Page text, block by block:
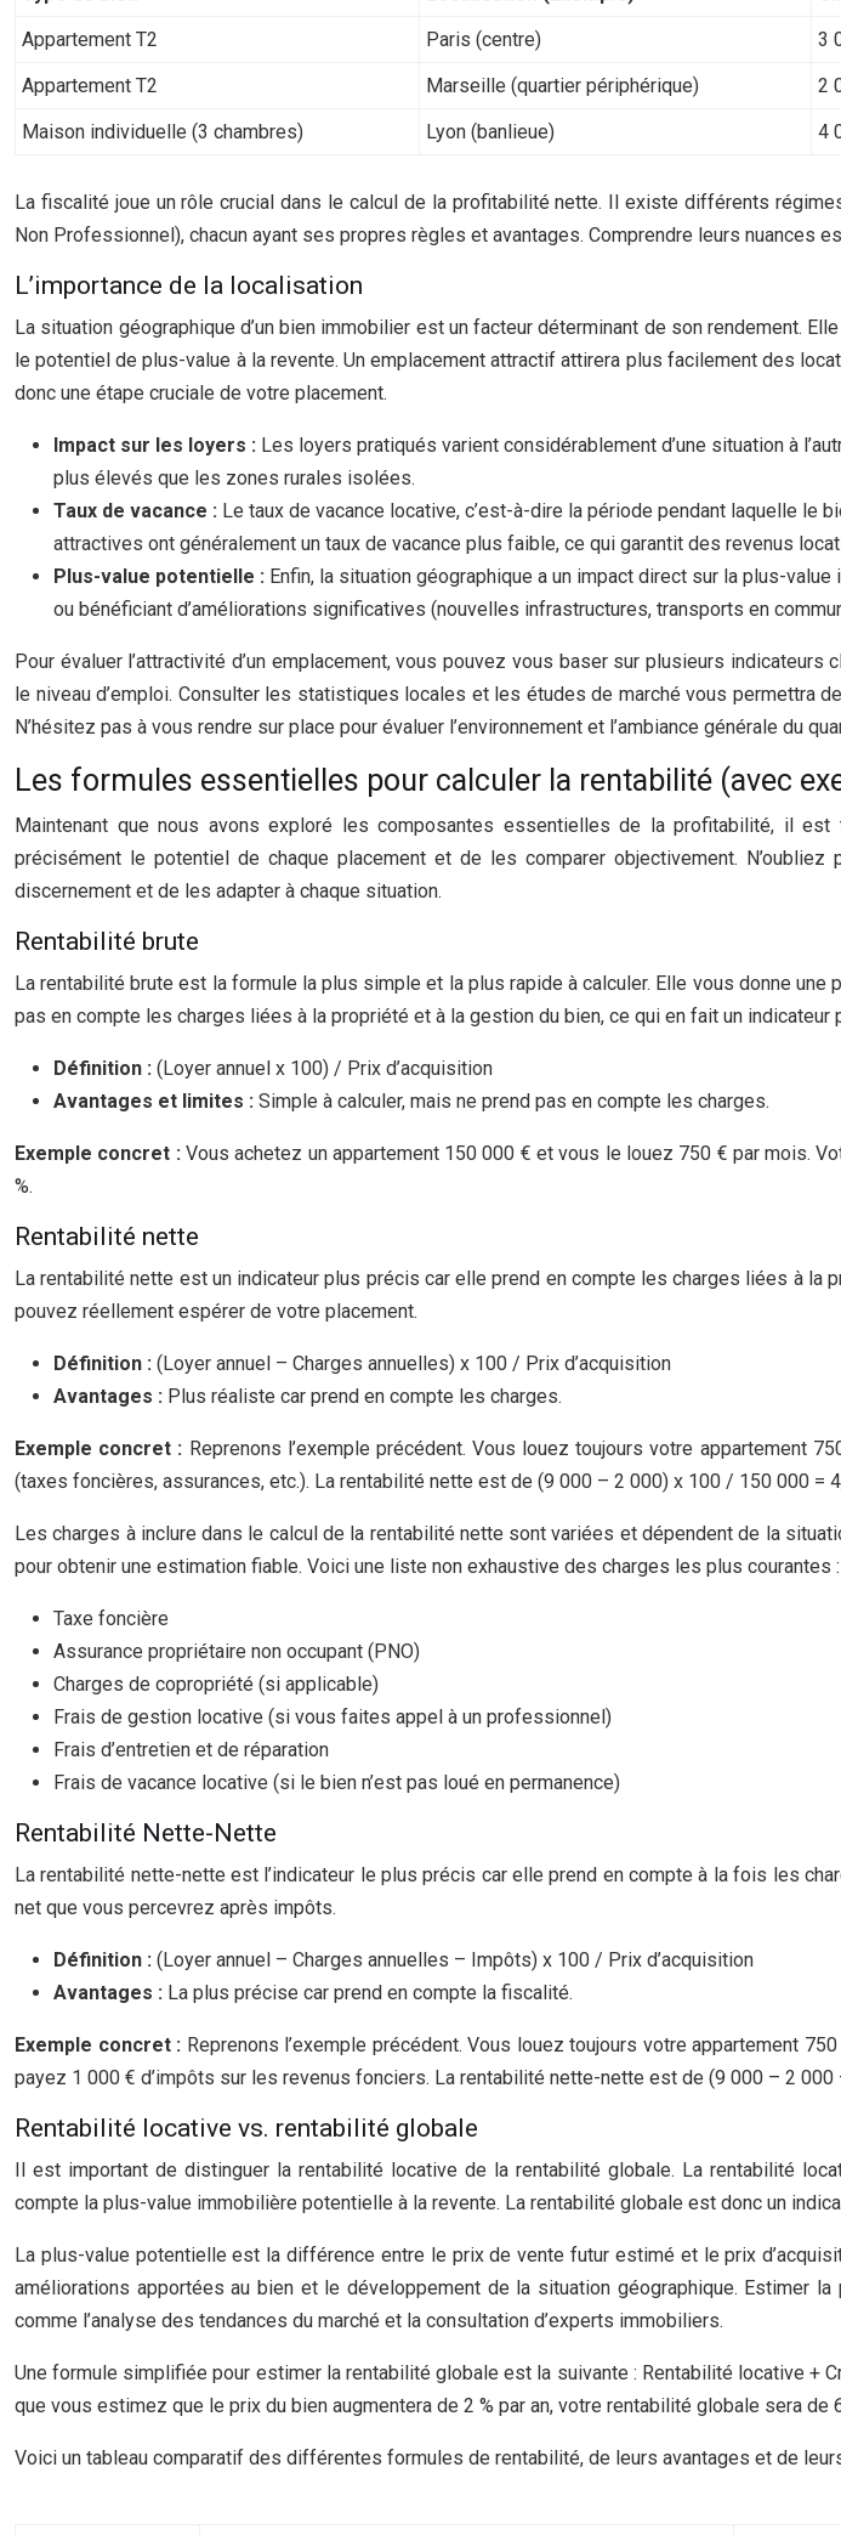
Appartement T2
Paris (centre) 3
Appartement T2
Marseille (quartier périphérique) 2
Maison individuelle (3 chambres)
Lyon (banlieue) 4
La fiscalité joue un rôle crucial dans le calcul de la profitabilité nette. Il existe différents
Non Professionnel), chacun ayant ses propres règles et avantages. Comprendre leurs nuances
L’importance de la localisation
La situation géographique d’un bien immobilier est un facteur déterminant de son rendement.
le potentiel de plus-value à la revente. Un emplacement attractif attirera plus facilement des
donc une étape cruciale de votre placement.
Impact sur les loyers : Les loyers pratiqués varient considérablement d’une situation à
plus élevés que les zones rurales isolées.
Taux de vacance : Le taux de vacance locative, c’est-à-dire la période pendant laquelle le
attractives ont généralement un taux de vacance plus faible, ce qui garantit des revenus
Plus-value potentielle : Enfin, la situation géographique a un impact direct sur la plus-
ou bénéficiant d’améliorations significatives (nouvelles infrastructures, transports en
Pour évaluer l’attractivité d’un emplacement, vous pouvez vous baser sur plusieurs
le niveau d’emploi. Consulter les statistiques locales et les études de marché vous permettra
N’hésitez pas à vous rendre sur place pour évaluer l’environnement et l’ambiance générale du
Les formules essentielles pour calculer la rentabilité (avec
Maintenant que nous avons exploré les composantes essentielles de la profitabilité, il
précisément le potentiel de chaque placement et de les comparer objectivement.
discernement et de les adapter à chaque situation.
Rentabilité brute
La rentabilité brute est la formule la plus simple et la plus rapide à calculer. Elle vous donne
pas en compte les charges liées à la propriété et à la gestion du bien, ce qui en fait un indicateur
Définition : (Loyer annuel x 100) / Prix d’acquisition
Avantages et limites : Simple à calculer, mais ne prend pas en compte les charges.
Exemple concret : Vous achetez un appartement 150 000 € et vous le louez 750 € par mois.
%.
Rentabilité nette
La rentabilité nette est un indicateur plus précis car elle prend en compte les charges liées à
pouvez réellement espérer de votre placement.
Définition : (Loyer annuel – Charges annuelles) x 100 / Prix d’acquisition
Avantages : Plus réaliste car prend en compte les charges.
Exemple concret : Reprenons l’exemple précédent. Vous louez toujours votre appartement
(taxes foncières, assurances, etc.). La rentabilité nette est de (9 000 – 2 000) x 100 / 150 000 =
Les charges à inclure dans le calcul de la rentabilité nette sont variées et dépendent de la
pour obtenir une estimation fiable. Voici une liste non exhaustive des charges les plus courantes :
Taxe foncière
Assurance propriétaire non occupant (PNO)
Charges de copropriété (si applicable)
Frais de gestion locative (si vous faites appel à un professionnel)
Frais d’entretien et de réparation
Frais de vacance locative (si le bien n’est pas loué en permanence)
Rentabilité Nette-Nette
La rentabilité nette-nette est l’indicateur le plus précis car elle prend en compte à la fois les
net que vous percevrez après impôts.
Définition : (Loyer annuel – Charges annuelles – Impôts) x 100 / Prix d’acquisition
Avantages : La plus précise car prend en compte la fiscalité.
Exemple concret : Reprenons l’exemple précédent. Vous louez toujours votre appartement
payez 1 000 € d’impôts sur les revenus fonciers. La rentabilité nette-nette est de (9 000 – 2 000
Rentabilité locative vs. rentabilité globale
Il est important de distinguer la rentabilité locative de la rentabilité globale. La rentabilité
compte la plus-value immobilière potentielle à la revente. La rentabilité globale est donc un
La plus-value potentielle est la différence entre le prix de vente futur estimé et le prix
améliorations apportées au bien et le développement de la situation géographique. Estimer
comme l’analyse des tendances du marché et la consultation d’experts immobiliers.
Une formule simplifiée pour estimer la rentabilité globale est la suivante : Rentabilité locative
que vous estimez que le prix du bien augmentera de 2 % par an, votre rentabilité globale sera de
Voici un tableau comparatif des différentes formules de rentabilité, de leurs avantages et de